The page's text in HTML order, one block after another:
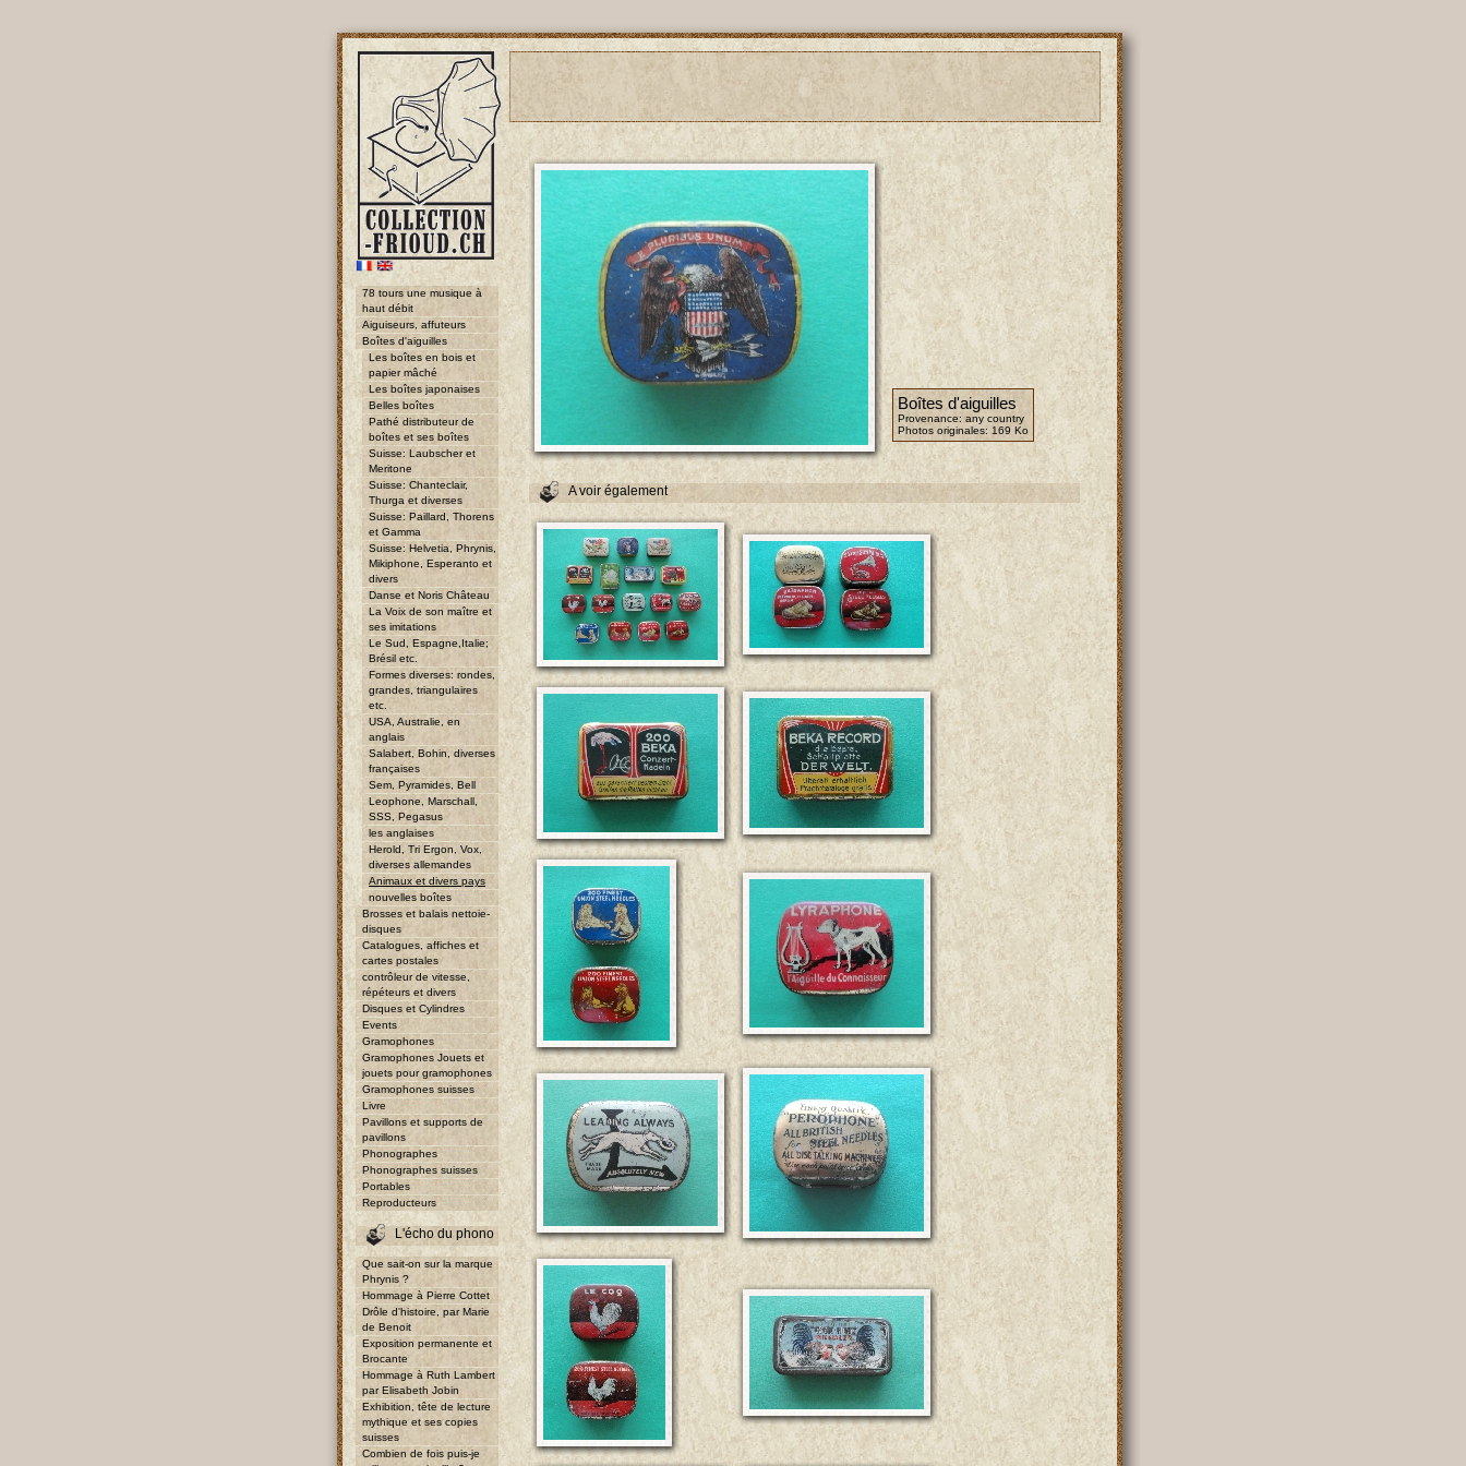
78 tours une musique à
haut débit
Aiguiseurs, affuteurs
Boîtes d'aiguilles
Les boîtes en bois et
papier mâché
Les boîtes japonaises
Belles boîtes
Pathé distributeur de
boîtes et ses boîtes
Suisse: Laubscher et
Meritone
Suisse: Chanteclair,
Thurga et diverses
Suisse: Paillard, Thorens
et Gamma
Suisse: Helvetia, Phrynis,
Mikiphone, Esperanto et
divers
Danse et Noris Château
La Voix de son maître et
ses imitations
Le Sud, Espagne,Italie;
Brésil etc.
Formes diverses: rondes,
grandes, triangulaires
etc.
USA, Australie, en
anglais
Salabert, Bohin, diverses
françaises
Sem, Pyramides, Bell
Leophone, Marschall,
SSS, Pegasus
les anglaises
Herold, Tri Ergon, Vox,
diverses allemandes
Animaux et divers pays
nouvelles boîtes
Brosses et balais nettoie-
disques
Catalogues, affiches et
cartes postales
contrôleur de vitesse,
répéteurs et divers
Disques et Cylindres
Events
Gramophones
Gramophones Jouets et
jouets pour gramophones
Gramophones suisses
Livre
Pavillons et supports de
pavillons
Phonographes
Phonographes suisses
Portables
Reproducteurs
L'écho du phono
Que sait-on sur la marque
Phrynis ?
Hommage à Pierre Cottet
Drôle d'histoire, par Marie
de Benoit
Exposition permanente et
Brocante
Hommage à Ruth Lambert
par Elisabeth Jobin
Exhibition, tête de lecture
mythique et ses copies
suisses
Combien de fois puis-je
Boîtes d'aiguilles
Provenance: any country
Photos originales: 169 Ko
A voir également